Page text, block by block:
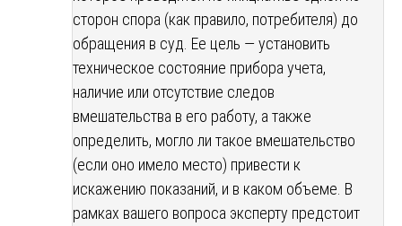
сторон спора (как правило, потребителя) до
обращения в суд. Ее цель — установить
техническое состояние прибора учета,
наличие или отсутствие следов
вмешательства в его работу, а также
определить, могло ли такое вмешательство
(если оно имело место) привести к
искажению показаний, и в каком объеме. В
рамках вашего вопроса эксперту предстоит